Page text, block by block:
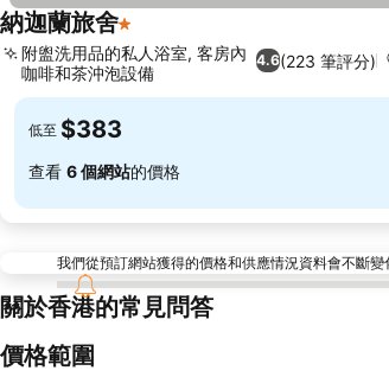
納迦蘭旅舍1 星級
4.6(223 筆評分)
附盥洗用品的私人浴室, 客房內
咖啡和茶沖泡設備
低至 $383
查看 6 個網站的價格
我們從預訂網站獲得的價格和供應情況資料會不斷
關於香港的常見問答
價格範圍